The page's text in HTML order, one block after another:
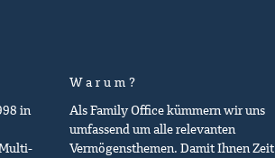
in
Warum?
Als Family Office kümmern wir uns
umfassend um alle relevanten
Vermögensthemen. Damit Ihnen Zeit